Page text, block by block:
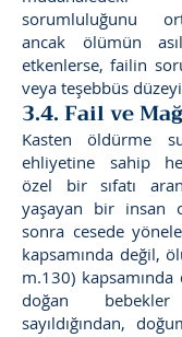
sorumluluğunu
ancak ölümün
etkenlerse, failin
veya teşebbüs
3.4. Fail ve
Kasten öldürme
ehliyetine sahip
özel bir sıfatı
yaşayan bir insan
sonra cesede
kapsamında değil,
m.130)
doğan
sayıldığından,